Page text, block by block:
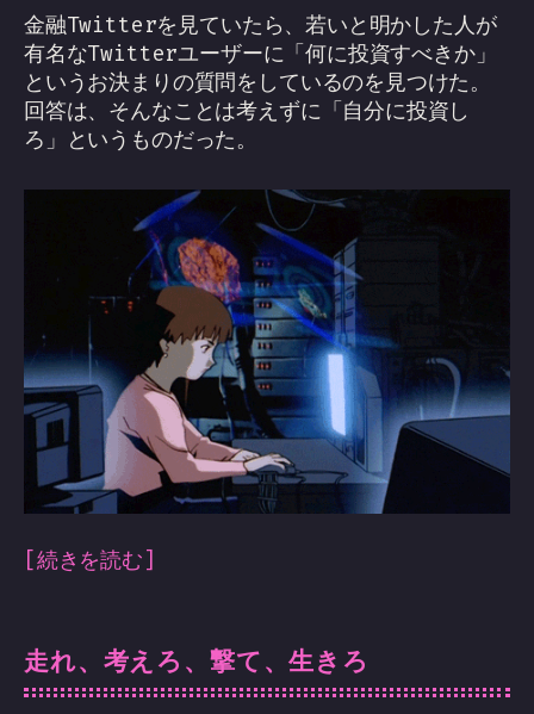
金融Twitterを見ていたら、若いと明かした人が
有名なTwitterユーザーに「何に投資すべきか」
というお決まりの質問をしているのを見つけた。
回答は、そんなことは考えずに「自分に投資し
ろ」というものだった。
[続きを読む]
走れ、考えろ、撃て、生きろ